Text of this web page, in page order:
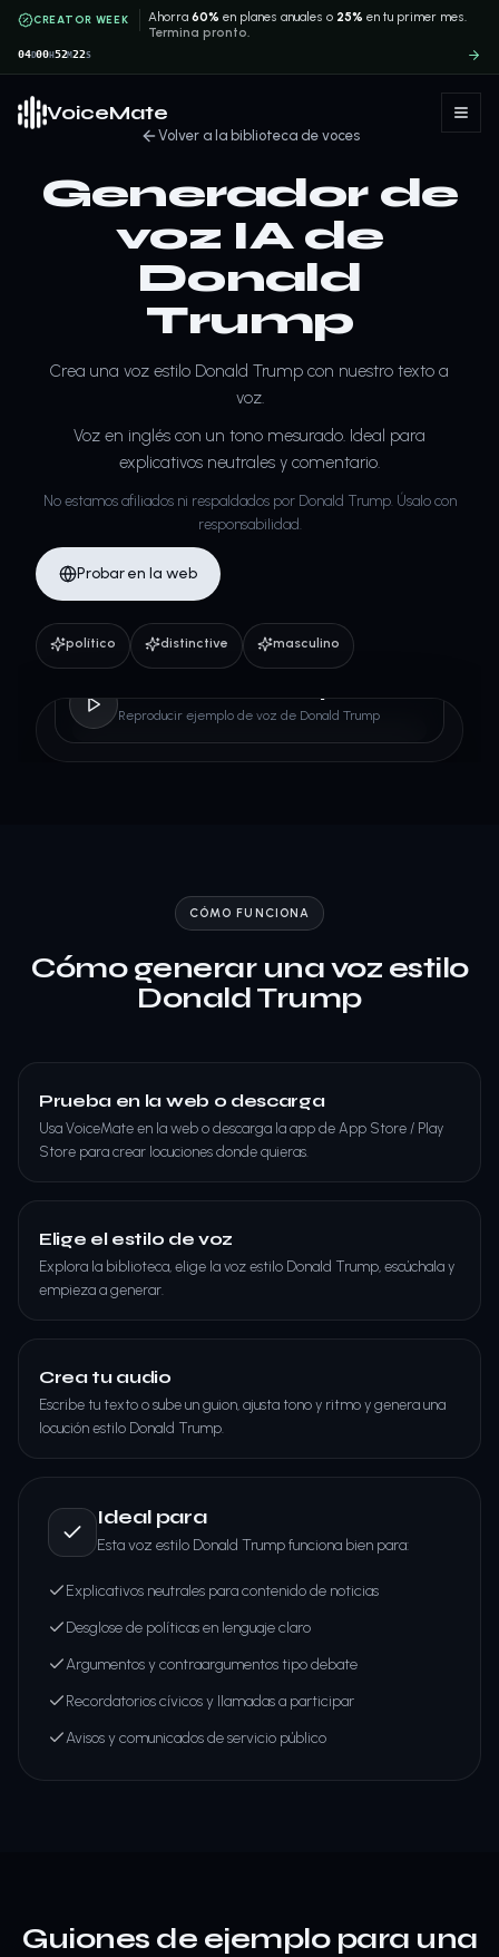
CREATOR WEEK Ahorra60% en planes anuales o 25% en tu primer mes.
Termina pronto.
04D00H 52M22S
VoiceMate
Volver a la biblioteca de voces
Generador de
voz IA de
Donald
Trump
Crea una voz estilo Donald Trump con nuestro texto a
voz.
Voz en inglés con un tono mesurado. Ideal para
explicativos neutrales y comentario.
No estamos afiliados ni respaldados por Donald Trump. Úsalo con
responsabilidad.
Probar en la web
político distinctive masculino
Reproducir ejemplo de voz de Donald Trump
CÓMO FUNCIONA
Cómo generar una voz estilo
Donald Trump
Prueba en la web o descarga
Usa VoiceMate en la web o descarga la app de App Store / Play
Store para crear locuciones donde quieras.
Elige el estilo de voz
Explora la biblioteca, elige la voz estilo Donald Trump, escúchala y
empieza a generar.
Crea tu audio
Escribe tu texto o sube un guion, ajusta tono y ritmo y genera una
locución estilo Donald Trump.
Ideal para
Esta voz estilo Donald Trump funciona bien para:
Explicativos neutrales para contenido de noticias
Desglose de políticas en lenguaje claro
Argumentos y contraargumentos tipo debate
Recordatorios cívicos y llamadas a participar
Avisos y comunicados de servicio público
Guiones de ejemplo para una